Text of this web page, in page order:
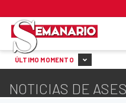
ÚLTIMO MOMENTO
NOTICIAS DE